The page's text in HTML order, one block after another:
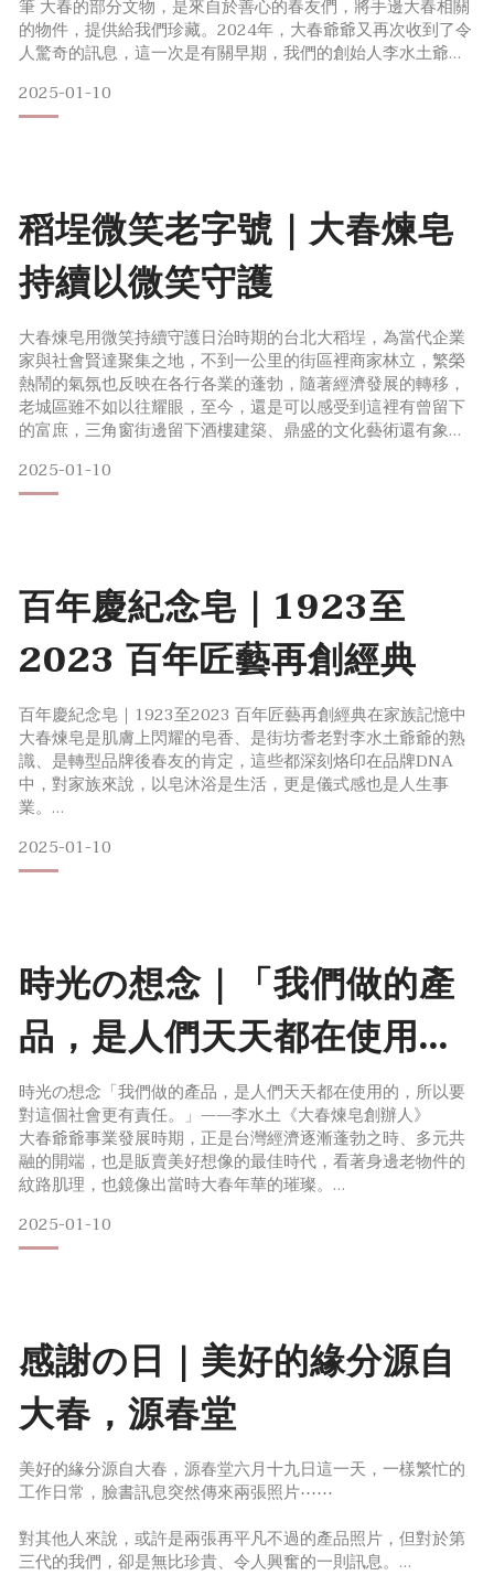
筆 大春的部分文物，是來自於善心的春友們，將手邊大春相關
的物件，提供給我們珍藏。2024年，大春爺爺又再次收到了令
人驚奇的訊息，這一次是有關早期，我們的創始人李水土爺
書訊息中，獲得一個訊息，是有關於李水土爺爺早期捐贈給北
港朝天宮的籤筒相關內容。當時收到訊息後，我們非常驚訝，
2025-01-10
稻埕微笑老字號｜大春煉皂
持續以微笑守護
大春煉皂用微笑持續守護日治時期的台北大稻埕，為當代企業
家與社會賢達聚集之地，不到一公里的街區裡商家林立，繁榮
熱鬧的氣氛也反映在各行各業的蓬勃，隨著經濟發展的轉移，
老城區雖不如以往耀眼，至今，還是可以感受到這裡有曾留下
的富庶，三角窗街邊留下酒樓建築、鼎盛的文化藝術還有象徵
美麗又摩登，而樸實無華的清潔用品，已模糊在現代都市。但
是，每當街訪鄰居談起迪化街盛況，聽聞當代做生意的精神與
2025-01-10
百年慶紀念皂｜1923至
2023 百年匠藝再創經典
百年慶紀念皂｜1923至2023 百年匠藝再創經典在家族記憶中
大春煉皂是肌膚上閃耀的皂香、是街坊耆老對李水土爺爺的熟
識、是轉型品牌後春友的肯定，這些都深刻烙印在品牌DNA
中，對家族來說，以皂沐浴是生活，更是儀式感也是人生事
業。
展應運而生，爾後李水土爺爺承接日人肥皂工藝矢志以恆經營
著，時至今日，團隊不忘百年初衷並懷抱感謝之意，以「水
2025-01-10
時光の想念｜「我們做的產
品，是人們天天都在使用
的，所以要對這個社會更有
責任。」李水土《大春煉皂
創辦人》
時光の想念「我們做的產品，是人們天天都在使用的，所以要
對這個社會更有責任。」——李水土《大春煉皂創辦人》
大春爺爺事業發展時期，正是台灣經濟逐漸蓬勃之時、多元共
融的開端，也是販賣美好想像的最佳時代，看著身邊老物件的
紋路肌理，也鏡像出當時大春年華的璀璨。
事業留下來的用品，也留下了一些大春爺爺的痕跡，初期的皂
章、大春交通車、大春同仁的合照，都在訴說著稻埕與大春煉
2025-01-10
感謝の日｜美好的緣分源自
大春，源春堂
美好的緣分源自大春，源春堂六月十九日這一天，一樣繁忙的
工作日常，臉書訊息突然傳來兩張照片⋯⋯
對其他人來說，或許是兩張再平凡不過的產品照片，但對於第
三代的我們，卻是無比珍貴、令人興奮的一則訊息。